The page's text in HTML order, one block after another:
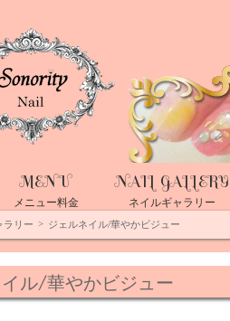
MENU
メニュー料金
NAIL GALLERY
ネイルギャラリー
ラリー > ジェルネイル/華やかビジュー
ル/華やかビジュー